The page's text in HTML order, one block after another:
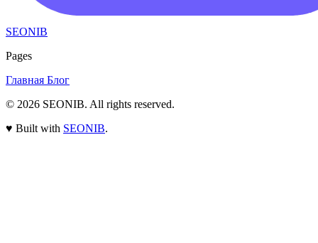
SEONIB
Pages
Главная Блог
© 2026 SEONIB. All rights reserved.
♥ Built with SEONIB.